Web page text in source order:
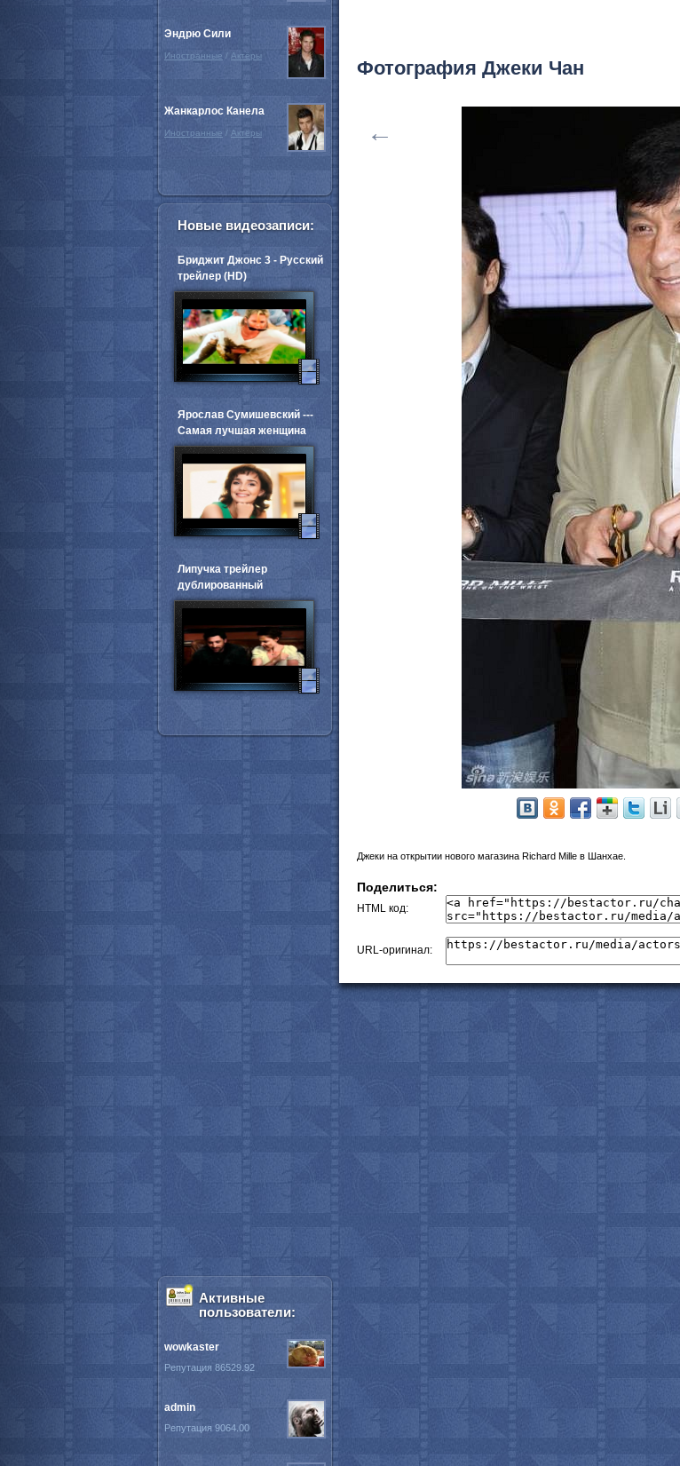
Фотография Джеки Чан
←
Джеки на открытии нового магазина Richard Mille в Шанхае.
Поделиться:
HTML код:
URL-оригинал:
Эндрю Сили
Иностранные / Актёры
Жанкарлос Канела
Иностранные / Актёры
Новые видеозаписи:
Бриджит Джонс 3 - Русский
трейлер (HD)
Ярослав Сумишевский ---
Самая лучшая женщина
Липучка трейлер
дублированный
Активные
пользователи:
wowkaster
Репутация 86529.92
admin
Репутация 9064.00